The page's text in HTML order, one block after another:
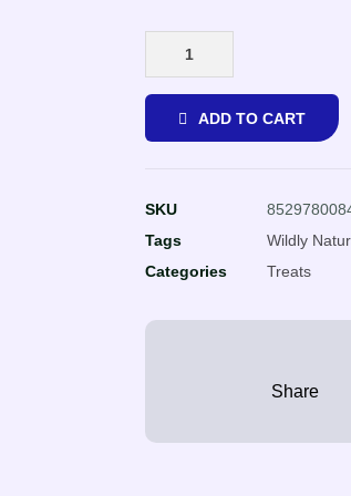
ADD TO CART
SKU
Tags
Wildly
Categories
Treats